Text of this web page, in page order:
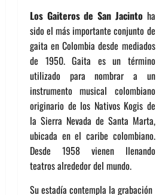
Los Gaiteros de San Jacintoha
sido el más importante conjunto de
gaita en Colombia desde mediados
de 1950. Gaita es un término
utilizado para nombrar a un
instrumento musical colombiano
originario de los Nativos Kogis de
la Sierra Nevada de Santa Marta,
ubicada en el caribe colombiano.
Desde 1958 vienen llenando
teatros alrededor del mundo.
Su estadía contempla la grabación